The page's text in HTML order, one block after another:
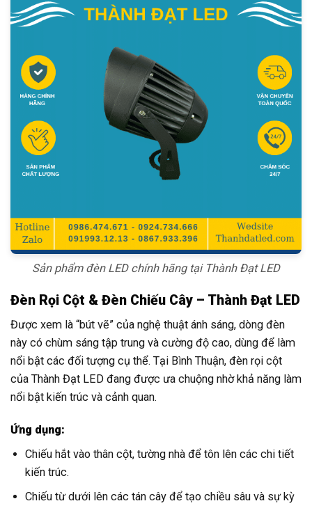
Sản phẩm đèn LED chính hãng tại Thành Đạt LED
Đèn Rọi Cột & Đèn Chiếu Cây – Thành Đạt LED
Được xem là “bút vẽ” của nghệ thuật ánh sáng, dòng đèn
này có chùm sáng tập trung và cường độ cao, dùng để làm
nổi bật các đối tượng cụ thể. Tại Bình Thuận, đèn rọi cột
của Thành Đạt LED đang được ưa chuộng nhờ khả năng làm
nổi bật kiến trúc và cảnh quan.
Ứng dụng:
Chiếu hắt vào thân cột, tường nhà để tôn lên các chi tiết
kiến trúc.
Chiếu từ dưới lên các tán cây để tạo chiều sâu và sự kỳ